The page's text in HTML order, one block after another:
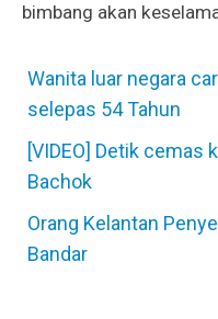
bimbang akan
Wanita luar negara
selepas 54 Tahun
[VIDEO] Detik cemas
Bachok
Orang Kelantan
Bandar